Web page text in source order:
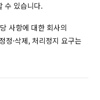
수 있습니다.
사항에 대한 회사의
정·삭제, 처리정지 요구는